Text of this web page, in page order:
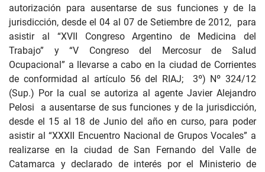
autorización para ausentarse de sus funciones y de la
jurisdicción, desde el 04 al 07 de Setiembre de 2012, para
asistir al “XVII Congreso Argentino de Medicina del
Trabajo” y “V Congreso del Mercosur de Salud
Ocupacional” a llevarse a cabo en la ciudad de Corrientes
de conformidad al artículo 56 del RIAJ; 3º) Nº 324/12
(Sup.) Por la cual se autoriza al agente Javier Alejandro
Pelosi a ausentarse de sus funciones y de la jurisdicción,
desde el 15 al 18 de Junio del año en curso, para poder
asistir al “XXXII Encuentro Nacional de Grupos Vocales” a
realizarse en la ciudad de San Fernando del Valle de
Catamarca y declarado de interés por el Ministerio de